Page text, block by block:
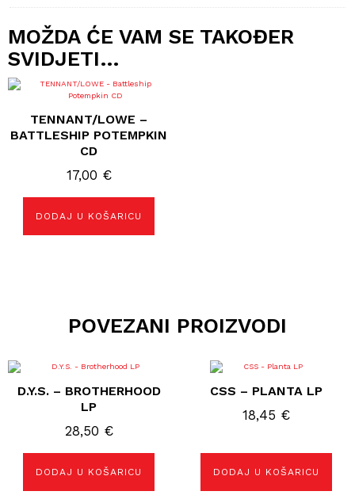
MOŽDA ĆE VAM SE TAKOĐER
SVIDJETI…
TENNANT/LOWE –
BATTLESHIP POTEMPKIN
CD
17,00 €
DODAJ U KOŠARICU
POVEZANI PROIZVODI
D.Y.S. – BROTHERHOOD
LP
28,50 €
DODAJ U KOŠARICU
CSS – PLANTA LP
18,45 €
DODAJ U KOŠARICU